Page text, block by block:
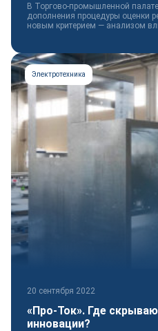
В Торгово-промышленной
дополнения процедуры оценки
новым критерием — анализом
Электротехника
20 сентября 2022
«Про-Ток». Где
инновации?